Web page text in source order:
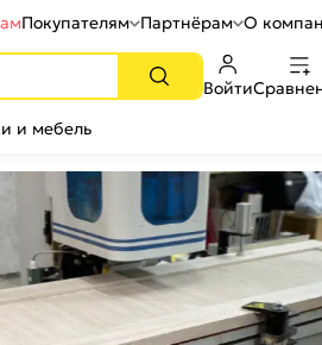
Покупателям Партнёрам О
Войти
и мебель